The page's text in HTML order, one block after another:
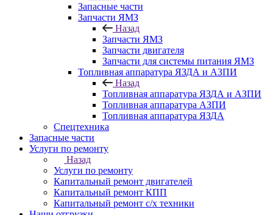
Запасные части
Запчасти ЯМЗ
Назад
Запчасти ЯМЗ
Запчасти двигателя
Запчасти для системы питания ЯМЗ
Топливная аппаратура ЯЗДА и АЗПИ
Назад
Топливная аппаратура ЯЗДА и АЗПИ
Топливная аппаратура АЗПИ
Топливная аппаратура ЯЗДА
Спецтехника
Запасные части
Услуги по ремонту
Назад
Услуги по ремонту
Капитальный ремонт двигателей
Капитальный ремонт КПП
Капитальный ремонт с/х техники